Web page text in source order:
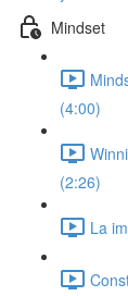
Mindset
(4:00)
(2:26)
La